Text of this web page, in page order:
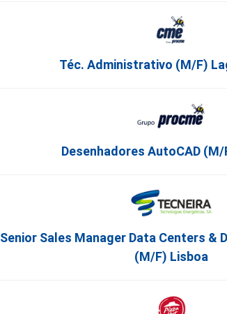
Téc. Administrativo (m/f)
Desenhadores AutoCAD
Senior Sales Manager Data Centers
(m/f) Lisboa